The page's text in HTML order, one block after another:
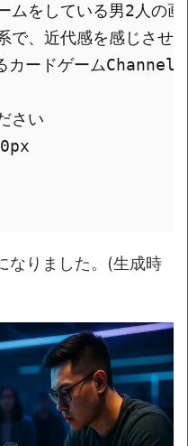
ムをしている男2人の
で、近代感を感じさせ
カードゲームChannel
さい
なりました。(生成時